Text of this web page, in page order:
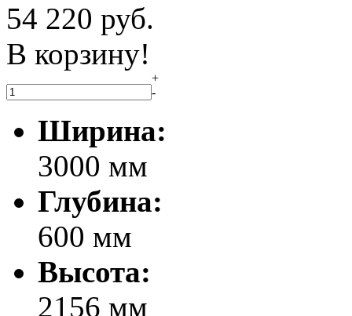
54 220 руб.
В корзину!
+
-
Ширина:
3000 мм
Глубина:
600 мм
Высота:
2156 мм